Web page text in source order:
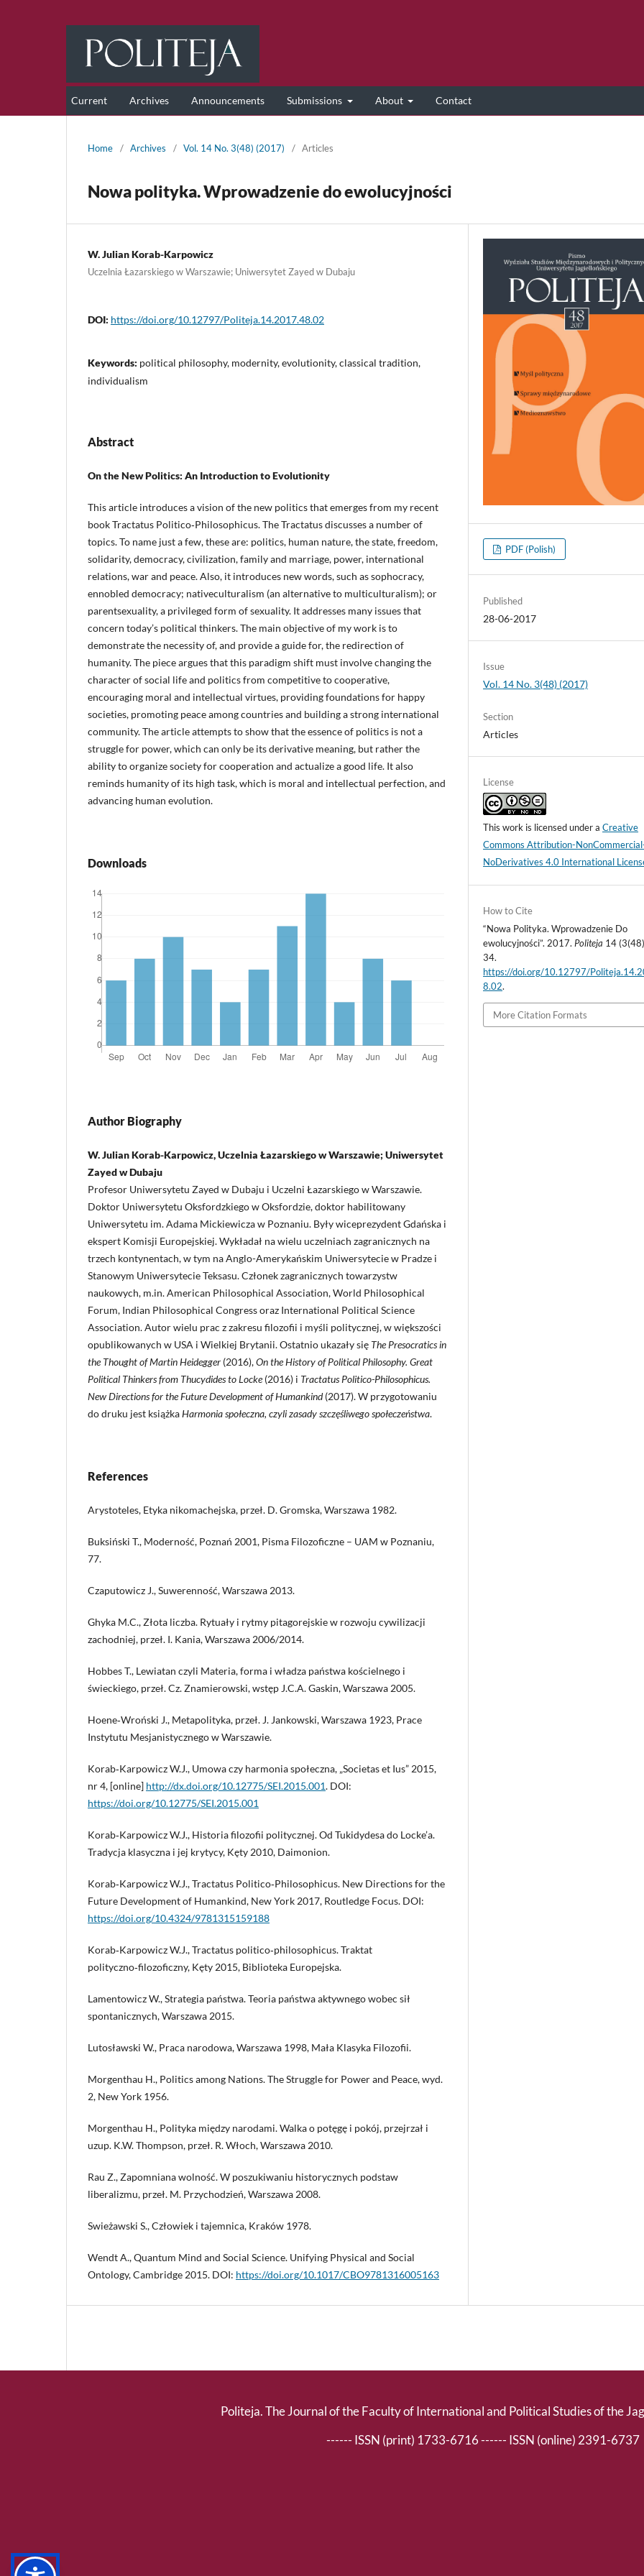
Current Archives Announcements Submissions About Contact
Home / Archives / Vol. 14 No. 3(48) (2017) / Articles
Nowa polityka. Wprowadzenie do ewolucyjności
W. Julian Korab-Karpowicz
Uczelnia Łazarskiego w Warszawie; Uniwersytet Zayed w Dubaju
DOI: https://doi.org/10.12797/Politeja.14.2017.48.02
Keywords: political philosophy, modernity, evolutionity, classical tradition,
individualism
Abstract
On the New Politics: An Introduction to Evolutionity
This article introduces a vision of the new politics that emerges from my recent
book Tractatus Politico‑Philosophicus. The Tractatus discusses a number of
topics. To name just a few, these are: politics, human nature, the state, freedom,
solidarity, democracy, civilization, family and marriage, power, international
relations, war and peace. Also, it introduces new words, such as sophocracy,
ennobled democracy; nativeculturalism (an alternative to multiculturalism); or
parentsexuality, a privileged form of sexuality. It addresses many issues that
concern today’s political thinkers. The main objective of my work is to
demonstrate the necessity of, and provide a guide for, the redirection of
humanity. The piece argues that this paradigm shift must involve changing the
character of social life and politics from competitive to cooperative,
encouraging moral and intellectual virtues, providing foundations for happy
societies, promoting peace among countries and building a strong international
community. The article attempts to show that the essence of politics is not a
struggle for power, which can only be its derivative meaning, but rather the
ability to organize society for cooperation and actualize a good life. It also
reminds humanity of its high task, which is moral and intellectual perfection, and
advancing human evolution.
Downloads
Author Biography
W. Julian Korab-Karpowicz, Uczelnia Łazarskiego w Warszawie; Uniwersytet
Zayed w Dubaju
Profesor Uniwersytetu Zayed w Dubaju i Uczelni Łazarskiego w Warszawie.
Doktor Uniwersytetu Oksfordzkiego w Oksfordzie, doktor habilitowany
Uniwersytetu im. Adama Mickiewicza w Poznaniu. Były wiceprezydent Gdańska i
ekspert Komisji Europejskiej. Wykładał na wielu uczelniach zagranicznych na
trzech kontynentach, w tym na Anglo-Amerykańskim Uniwersytecie w Pradze i
Stanowym Uniwersytecie Teksasu. Członek zagranicznych towarzystw
naukowych, m.in. American Philosophical Association, World Philosophical
Forum, Indian Philosophical Congress oraz International Political Science
Association. Autor wielu prac z zakresu filozofii i myśli politycznej, w większości
opublikowanych w USA i Wielkiej Brytanii. Ostatnio ukazały się The Presocratics in
the Thought of Martin Heidegger (2016),On the History of Political Philosophy. Great
Political Thinkers from Thucydides to Locke(2016) i Tractatus Politico-Philosophicus.
New Directions for the Future Development of Humankind(2017). W przygotowaniu
do druku jest książkaHarmonia społeczna, czyli zasady szczęśliwego społeczeństwa.
References
Arystoteles, Etyka nikomachejska, przeł. D. Gromska, Warszawa 1982.
Buksiński T., Moderność, Poznań 2001, Pisma Filozoficzne – UAM w Poznaniu,
77.
Czaputowicz J., Suwerenność, Warszawa 2013.
Ghyka M.C., Złota liczba. Rytuały i rytmy pitagorejskie w rozwoju cywilizacji
zachodniej, przeł. I. Kania, Warszawa 2006/2014.
Hobbes T., Lewiatan czyli Materia, forma i władza państwa kościelnego i
świeckiego, przeł. Cz. Znamierowski, wstęp J.C.A. Gaskin, Warszawa 2005.
Hoene‑Wroński J., Metapolityka, przeł. J. Jankowski, Warszawa 1923, Prace
Instytutu Mesjanistycznego w Warszawie.
Korab‑Karpowicz W.J., Umowa czy harmonia społeczna, „Societas et Ius” 2015,
nr 4, [online] http://dx.doi.org/10.12775/SEI.2015.001. DOI:
https://doi.org/10.12775/SEI.2015.001
Korab‑Karpowicz W.J., Historia filozofii politycznej. Od Tukidydesa do Locke’a.
Tradycja klasyczna i jej krytycy, Kęty 2010, Daimonion.
Korab‑Karpowicz W.J., Tractatus Politico‑Philosophicus. New Directions for the
Future Development of Humankind, New York 2017, Routledge Focus. DOI:
https://doi.org/10.4324/9781315159188
Korab‑Karpowicz W.J., Tractatus politico‑philosophicus. Traktat
polityczno‑filozoficzny, Kęty 2015, Biblioteka Europejska.
Lamentowicz W., Strategia państwa. Teoria państwa aktywnego wobec sił
spontanicznych, Warszawa 2015.
Lutosławski W., Praca narodowa, Warszawa 1998, Mała Klasyka Filozofii.
Morgenthau H., Politics among Nations. The Struggle for Power and Peace, wyd.
2, New York 1956.
Morgenthau H., Polityka między narodami. Walka o potęgę i pokój, przejrzał i
uzup. K.W. Thompson, przeł. R. Włoch, Warszawa 2010.
Rau Z., Zapomniana wolność. W poszukiwaniu historycznych podstaw
liberalizmu, przeł. M. Przychodzień, Warszawa 2008.
Swieżawski S., Człowiek i tajemnica, Kraków 1978.
Wendt A., Quantum Mind and Social Science. Unifying Physical and Social
Ontology, Cambridge 2015. DOI: https://doi.org/10.1017/CBO9781316005163
PDF (Polish)
Published
28-06-2017
Issue
Vol. 14 No. 3(48) (2017)
Section
Articles
License
This work is licensed under aCreative
Commons Attribution-
NoDerivatives 4.0 International
How to Cite
“Nowa Polityka. Wprowadzenie Do
ewolucyjności”. 2017. Politeja 14
34.
https://doi.org/10.12797/
8.02.
More Citation Formats
Politeja. The Journal of the Faculty of International and Political Studies of the
------ ISSN (print) 1733-6716 ------ ISSN (online) 2391-6737